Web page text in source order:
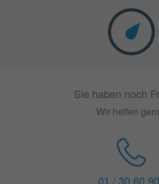
Sie haben noch
Wir helfen
01 / 30 60